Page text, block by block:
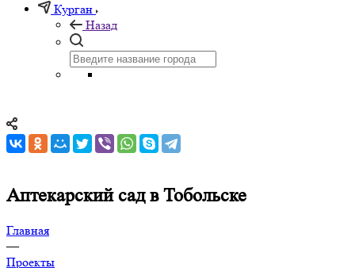
Курган
Назад
Аптекарский сад в Тобольске
Главная
—
Проекты